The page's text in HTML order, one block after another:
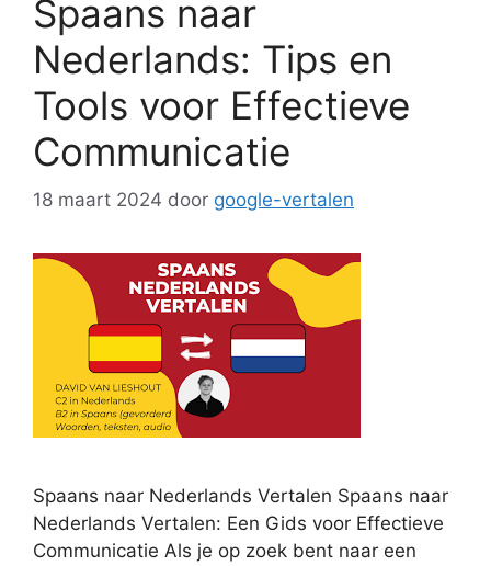
Spaans naar
Nederlands: Tips en
Tools voor Effectieve
Communicatie
18 maart 2024 door google-vertalen
Spaans naar Nederlands Vertalen Spaans naar
Nederlands Vertalen: Een Gids voor Effectieve
Communicatie Als je op zoek bent naar een